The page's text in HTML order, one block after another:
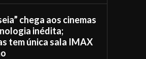
chega aos cinemas
inédita;
tem única sala IMAX